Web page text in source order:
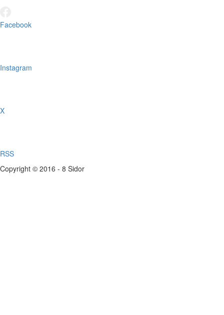
Facebook
Instagram
X
RSS
Copyright © 2016 - 8 Sidor